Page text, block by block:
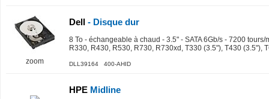
zoom
Dell - Disque dur
8 To - échangeable à chaud - 3.5" - SATA 6Gb/s - 7200
R330, R430, R530, R730, R730xd, T330 (3.5"), T430 (3.5"),
DLL39164 400-AHID
HPE Midline